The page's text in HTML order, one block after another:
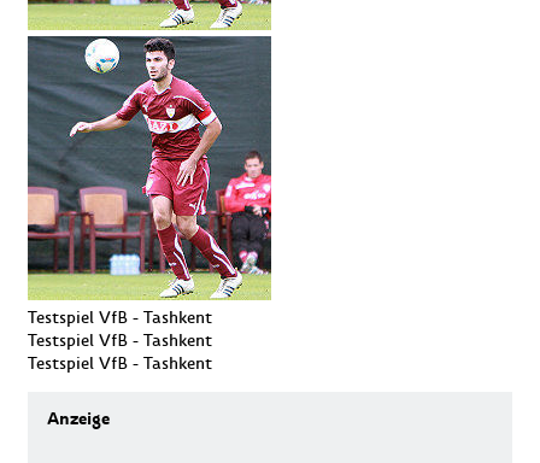
Testspiel VfB - Tashkent
Testspiel VfB - Tashkent
Testspiel VfB - Tashkent